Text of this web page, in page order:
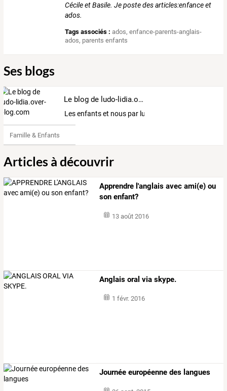
Cécile et Basile. Je poste des articles:enfance et
ados.
Tags associés : ados,enfance-parents-anglais-
ados, parents enfants
Ses blogs
Le blog de ludo-lidia.over-blog.com
Les enfants et nous par ludo-lidia.over-blog.com
Famille & Enfants
Articles à découvrir
Apprendre l'anglais avec ami(e) ou
son enfant?
13 août 2016
Anglais oral via skype.
1 févr. 2016
Journée européenne des langues